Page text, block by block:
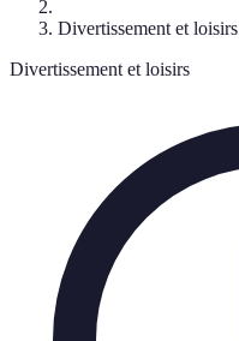
Divertissement et loisirs
Divertissement et loisirs